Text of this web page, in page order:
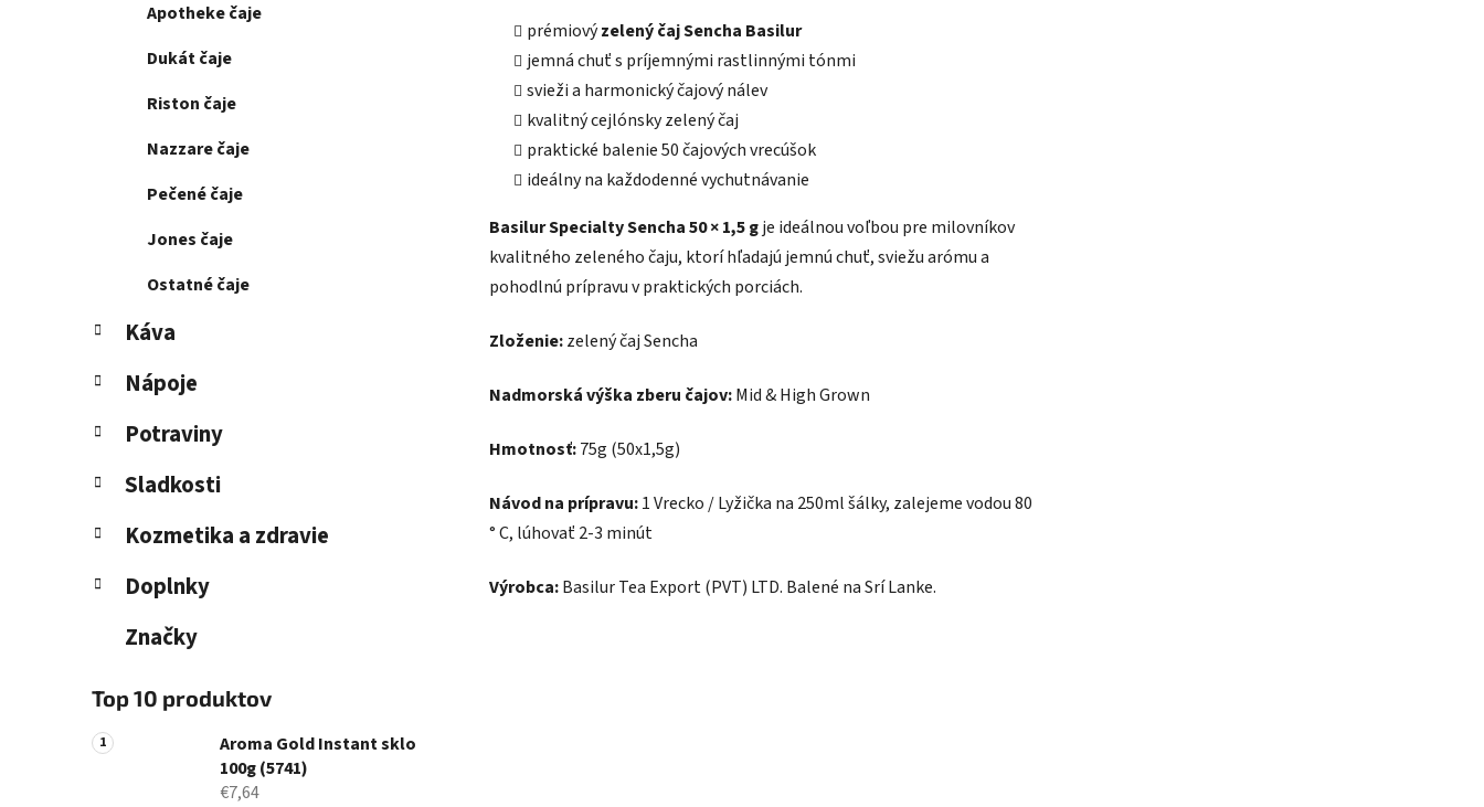
Apotheke čaje
Dukát čaje
Riston čaje
Nazzare čaje
Pečené čaje
Jones čaje
Ostatné čaje
Káva
Nápoje
Potraviny
Sladkosti
Kozmetika a zdravie
Doplnky
Značky
Top 10 produktov
Aroma Gold Instant sklo
100g (5741)
€7,64
prémiovýzelený čaj Sencha Basilur
jemná chuť s príjemnými rastlinnými tónmi
svieži a harmonický čajový nálev
kvalitný cejlónsky zelený čaj
praktické balenie 50 čajových vrecúšok
ideálny na každodenné vychutnávanie
Basilur Specialty Sencha 50 × 1,5 gje ideálnou voľbou pre milovníkov
kvalitného zeleného čaju, ktorí hľadajú jemnú chuť, sviežu arómu a
pohodlnú prípravu v praktických porciách.
Zloženie:zelený čaj Sencha
Nadmorská výška zberu čajov:Mid & High Grown
Hmotnosť:75g (50x1,5g)
Návod na prípravu:1 Vrecko / Lyžička na 250ml šálky, zalejeme vodou 80
° C, lúhovať 2-3 minút
Výrobca:Basilur Tea Export (PVT) LTD. Balené na Srí Lanke.